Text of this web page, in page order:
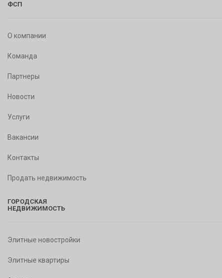
ФСП
О компании
Команда
Партнеры
Новости
Услуги
Вакансии
Контакты
Продать недвижимость
ГОРОДСКАЯ
НЕДВИЖИМОСТЬ
Элитные новостройки
Элитные квартиры